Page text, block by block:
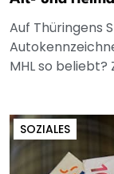
Auf Thüringens
MHL so beliebt?
SOZIALES